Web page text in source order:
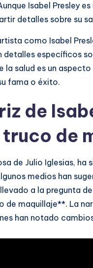
Isabel Presley
detalles sobre su
como Isabel
específicos
salud es un
fama o éxito.
de
de
de Julio Iglesias,
medios han
a la pregunta
maquillaje**. La
han notado